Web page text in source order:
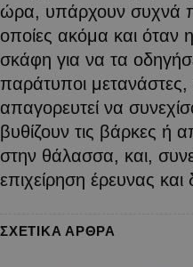
ώρα, υπάρχουν συχνά
οποίες ακόμα και όταν η
σκάφη για να τα
παράτυποι
απαγορευτεί να
βυθίζουν τις βάρκες ή
στην θάλασσα, και,
επιχείρηση έρευνας
ΣΧΕΤΙΚΑ ΑΡΘΡΑ